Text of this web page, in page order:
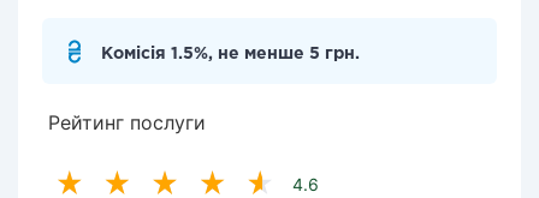
Комісія 1.5%, не менше 5 грн.
Рейтинг послуги
4.6